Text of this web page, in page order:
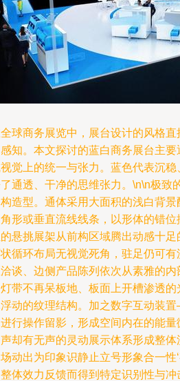
球商务展览中，展台设计的风格
知。本文探讨的蓝白商务展台主
觉上的统一与张力。蓝色代表沉
通透、干净的思维张力。\n\n极致
造型。通体采用大面积的浅白背
形或垂直流线线条，以形体的错
悬挑展架从前构区域腾出动感十
循环布局无视觉死角，驻足仍可
谈、边侧产品陈列依次从素雅的
带不再呆板地、板面上开槽渗透
动的纹理结构。加之数字互动装
行操作留影，形成空间内在的能
却有无声的灵动展示体系形成整
动出为印象识静止立号形象合一性
体效力反馈而得到特定识别性与